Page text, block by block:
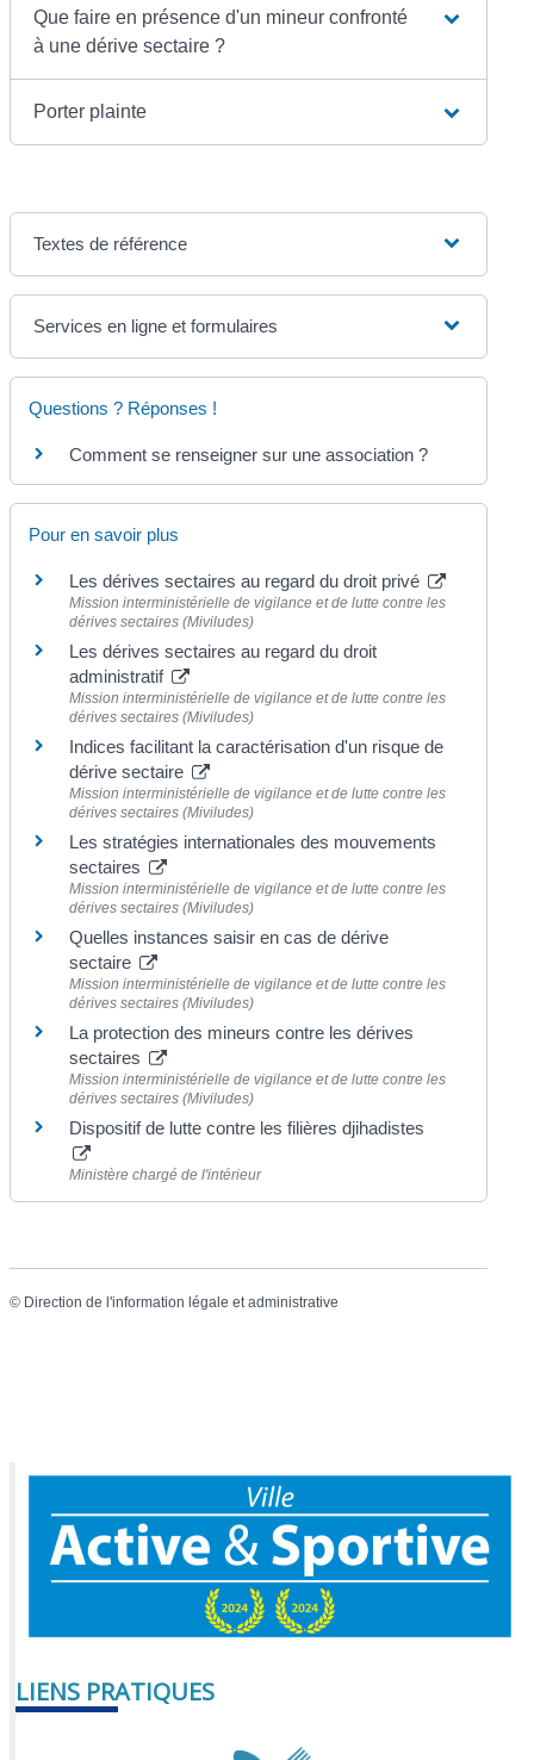
Que faire en présence d'un mineur confronté
à une dérive sectaire ?
Porter plainte
Textes de référence
Services en ligne et formulaires
Questions ? Réponses !
Comment se renseigner sur une association ?
Pour en savoir plus
Les dérives sectaires au regard du droit privé
Mission interministérielle de vigilance et de lutte contre les
dérives sectaires (Miviludes)
Les dérives sectaires au regard du droit
administratif
Mission interministérielle de vigilance et de lutte contre les
dérives sectaires (Miviludes)
Indices facilitant la caractérisation d'un risque de
dérive sectaire
Mission interministérielle de vigilance et de lutte contre les
dérives sectaires (Miviludes)
Les stratégies internationales des mouvements
sectaires
Mission interministérielle de vigilance et de lutte contre les
dérives sectaires (Miviludes)
Quelles instances saisir en cas de dérive
sectaire
Mission interministérielle de vigilance et de lutte contre les
dérives sectaires (Miviludes)
La protection des mineurs contre les dérives
sectaires
Mission interministérielle de vigilance et de lutte contre les
dérives sectaires (Miviludes)
Dispositif de lutte contre les filières djihadistes
Ministère chargé de l'intérieur
© Direction de l'information légale et administrative
LIENS PRATIQUES